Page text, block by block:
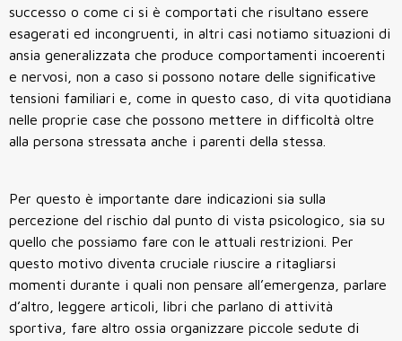
successo o come ci si è comportati che risultano essere
esagerati ed incongruenti, in altri casi notiamo situazioni di
ansia generalizzata che produce comportamenti incoerenti
e nervosi, non a caso si possono notare delle significative
tensioni familiari e, come in questo caso, di vita quotidiana
nelle proprie case che possono mettere in difficoltà oltre
alla persona stressata anche i parenti della stessa.
Per questo è importante dare indicazioni sia sulla
percezione del rischio dal punto di vista psicologico, sia su
quello che possiamo fare con le attuali restrizioni. Per
questo motivo diventa cruciale riuscire a ritagliarsi
momenti durante i quali non pensare all’emergenza, parlare
d’altro, leggere articoli, libri che parlano di attività
sportiva, fare altro ossia organizzare piccole sedute di